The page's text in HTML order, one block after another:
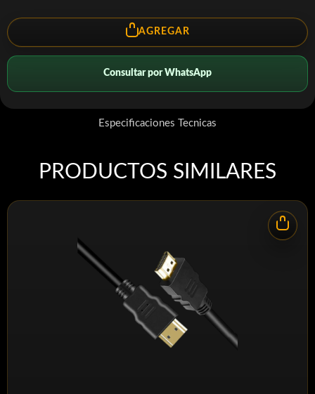
AGREGAR
Consultar por WhatsApp
Especificaciones Tecnicas
PRODUCTOS SIMILARES